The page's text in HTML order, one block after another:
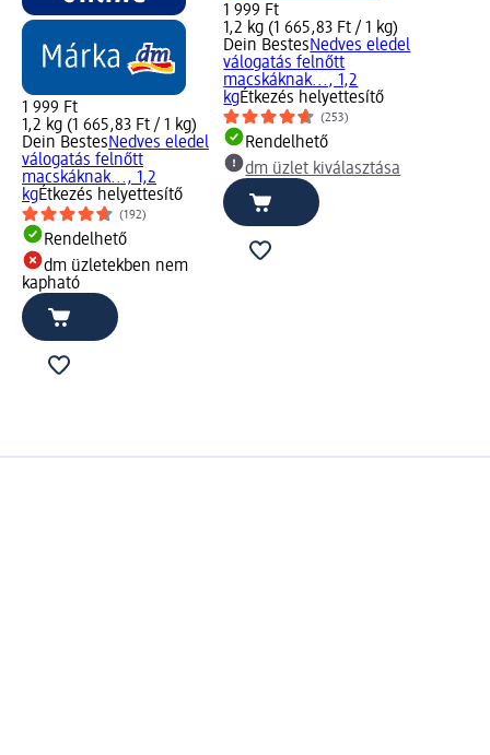
1 999 Ft
1,2 kg (1 665,83 Ft / 1 kg)
Dein BestesNedves eledel
válogatás felnőtt
macskáknak..., 1,2
kgÉtkezés helyettesítő
(192)
Rendelhető
dm üzletekben nem
kapható
1 999 Ft
1,2 kg (1 665,83 Ft / 1 kg)
Dein BestesNedves eledel
válogatás felnőtt
macskáknak..., 1,2
kgÉtkezés helyettesítő
(253)
Rendelhető
dm üzlet kiválasztása